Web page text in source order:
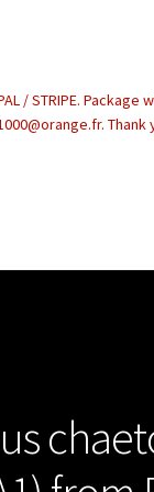
/ STRIPE. Package
Thank